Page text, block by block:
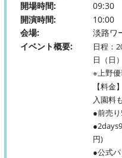
開場時間
09:30
開演時間
10:00
会場
淡路ワ
イベント概要
日程：
日（日）
※上野優
【料金
入園料
●前売
円)
●公式パ